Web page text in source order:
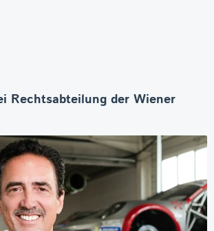
Rechtsabteilung der Wiener